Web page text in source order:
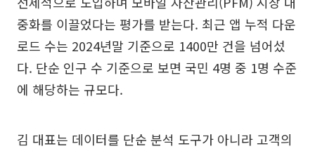
중화를 이끌었다는 평가를 받는다. 최근 앱 누적 다운
로드 수는 2024년말 기준으로 1400만 건을 넘어섰
다. 단순 인구 수 기준으로 보면 국민 4명 중 1명 수준
에 해당하는 규모다.
김 대표는 데이터를 단순 분석 도구가 아니라 고객의